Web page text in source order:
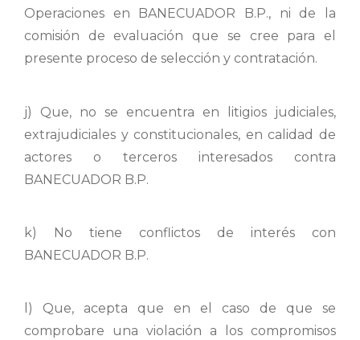
Operaciones en BANECUADOR B.P., ni de la
comisión de evaluación que se cree para el
presente proceso de selección y contratación.
j) Que, no se encuentra en litigios judiciales,
extrajudiciales y constitucionales, en calidad de
actores o terceros interesados contra
BANECUADOR B.P.
k) No tiene conflictos de interés con
BANECUADOR B.P.
l) Que, acepta que en el caso de que se
comprobare una violación a los compromisos